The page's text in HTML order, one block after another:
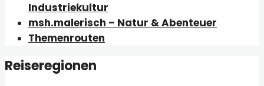
Industriekultur
msh.malerisch – Natur & Abenteuer
Themenrouten
Reiseregionen